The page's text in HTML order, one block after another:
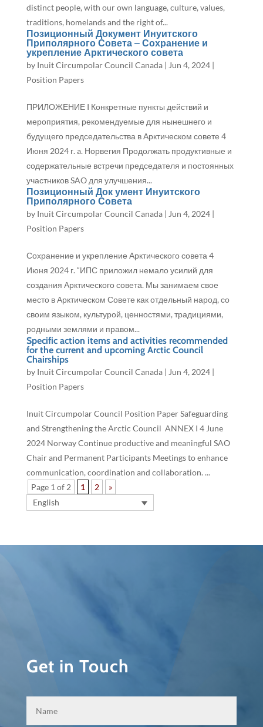
distinct people, with our own language, culture, values,
traditions, homelands and the right of...
Позиционный Документ Инуитского
Приполярного Совета – Сохранение и
укрепление Арктического совета
by Inuit Circumpolar Council Canada| Jun 4, 2024|
Position Papers
ПРИЛОЖЕНИЕ I Конкретные пункты действий и
мероприятия, рекомендуемые для нынешнего и
будущего председательства в Арктическом совете 4
Июня 2024 г. a. Норвегия Продолжать продуктивные и
содержательные встречи председателя и постоянных
участников SAO для улучшения...
Позиционный Док умент Инуитского
Приполярного Совета
by Inuit Circumpolar Council Canada| Jun 4, 2024|
Position Papers
Сохранение и укрепление Арктического совета 4
Июня 2024 г. “ИПС приложил немало усилий для
создания Арктического совета. Мы занимаем свое
место в Арктическом Совете как отдельный народ, со
своим языком, культурой, ценностями, традициями,
родными землями и правом...
Specific action items and activities recommended
for the current and upcoming Arctic Council
Chairships
by Inuit Circumpolar Council Canada| Jun 4, 2024|
Position Papers
Inuit Circumpolar Council Position Paper Safeguarding
and Strengthening the Arctic Council ANNEX I 4 June
2024 Norway Continue productive and meaningful SAO
Chair and Permanent Participants Meetings to enhance
communication, coordination and collaboration. ...
Page 1 of 2
1 2
»
English
Get in Touch